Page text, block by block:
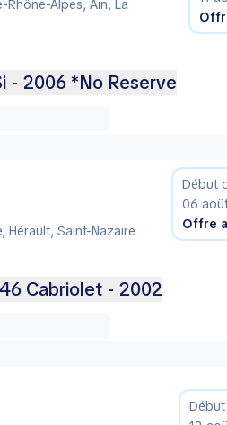
Rhône-Alpes, Ain, La
- 2006 *No Reserve
Hérault, Saint-Nazaire
Début
06
Offre
Cabriolet - 2002